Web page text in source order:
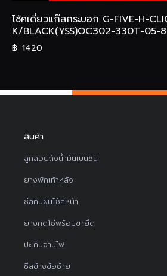
โช้คเดี่ยวแก๊สกระบอก G-FIVE-H-
K/BLACK(YSS)OC302-330T-05-
฿ 1420
สินค้า
ลูกลอยถังน้ำมันเบนซิน
ยางพักเท้าหลัง
ซีลกันฝุ่นโช้คหน้า
ยางกดโซ่พร้อมขายึด
ปะเก็นจานไฟ
ซีลข้างข้อซ้าย